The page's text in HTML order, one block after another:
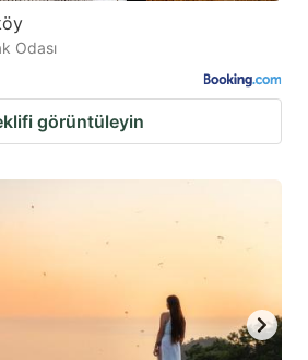
Odası
görüntüleyin